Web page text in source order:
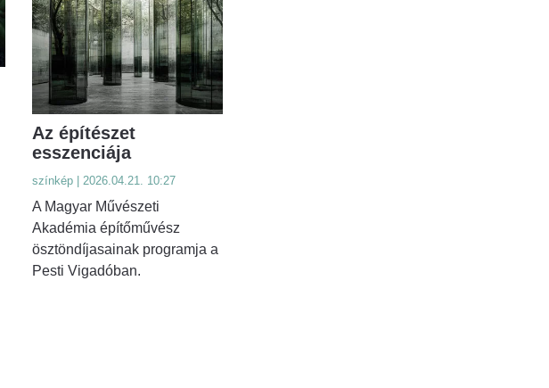
Az építészet
esszenciája
színkép | 2026.04.21. 10:27
A Magyar Művészeti
Akadémia építőművész
ösztöndíjasainak programja a
Pesti Vigadóban.